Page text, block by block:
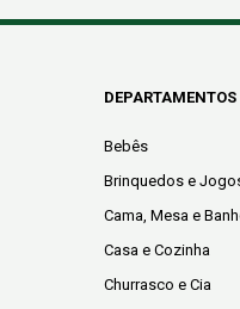
DEPARTAMENTOS
Bebês
Brinquedos e
Cama, Mesa e
Casa e Cozinha
Churrasco e Cia